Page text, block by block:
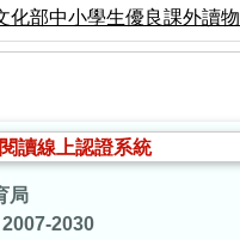
化部中小學生優良課外讀物
讀線上認證系統
局
2030